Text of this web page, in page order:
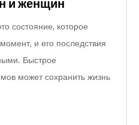
и женщин
состояние, которое
и его последствия
Быстрое
может сохранить жизнь